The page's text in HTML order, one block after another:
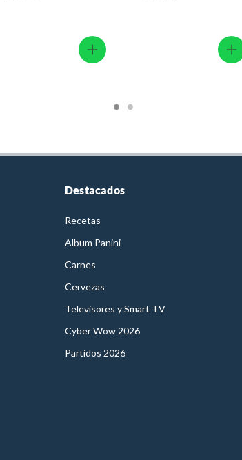
Destacados
Recetas
Album Panini
Carnes
Cervezas
Televisores y Smart TV
Cyber Wow 2026
Partidos 2026